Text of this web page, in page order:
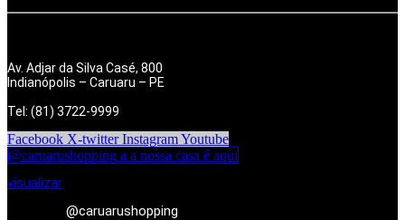
Av. Adjar da Silva Casé, 800
Indianópolis – Caruaru – PE
Tel: (81) 3722-9999
Facebook X-twitter InstagramYoutube
@caruarushopping a a nossa casa é aqui
visualizar
@caruarushopping